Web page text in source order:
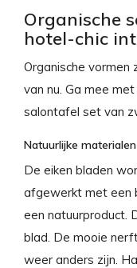
Organische
hotel-chic
Organische vormen
van nu. Ga mee
salontafel set van
Natuurlijke materialen
De eiken bladen
afgewerkt met een
een natuurproduct.
blad. De mooie
weer anders zijn.